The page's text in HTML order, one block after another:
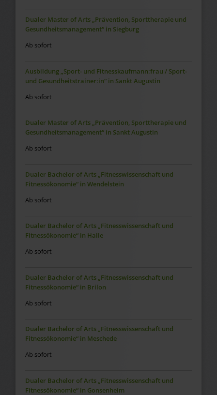
Dualer Master of Arts „Prävention, Sporttherapie und
Gesundheitsmanagement“ in Siegburg
Ab sofort
Ausbildung „Sport- und Fitnesskaufmann:frau / Sport-
und Gesundheitstrainer:in“ in Sankt Augustin
Ab sofort
Dualer Master of Arts „Prävention, Sporttherapie und
Gesundheitsmanagement“ in Sankt Augustin
Ab sofort
Dualer Bachelor of Arts „Fitnesswissenschaft und
Fitnessökonomie“ in Wendelstein
Ab sofort
Dualer Bachelor of Arts „Fitnesswissenschaft und
Fitnessökonomie“ in Halle
Ab sofort
Dualer Bachelor of Arts „Fitnesswissenschaft und
Fitnessökonomie“ in Brilon
Ab sofort
Dualer Bachelor of Arts „Fitnesswissenschaft und
Fitnessökonomie“ in Meschede
Ab sofort
Dualer Bachelor of Arts „Fitnesswissenschaft und
Fitnessökonomie“ in Gonsenheim